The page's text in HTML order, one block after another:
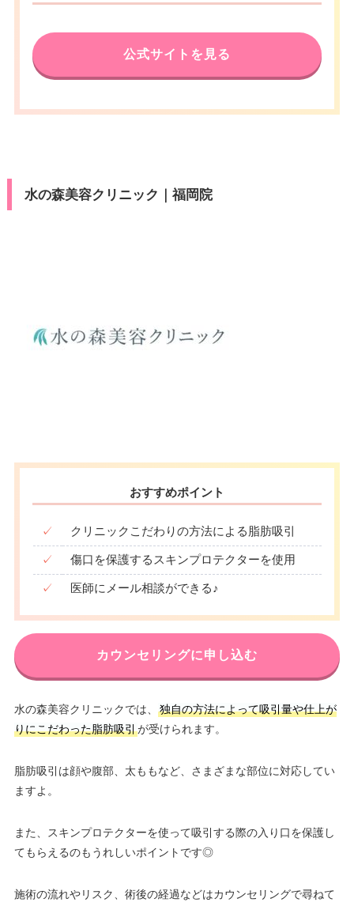
公式サイトを見る
水の森美容クリニック｜福岡院
おすすめポイント
✓ クリニックこだわりの方法による脂肪吸引
✓ 傷口を保護するスキンプロテクターを使用
✓ 医師にメール相談ができる♪
カウンセリングに申し込む
水の森美容クリニックでは、
独自の方法によって吸引量や仕上が
りにこだわった脂肪吸引が受けられます。
脂肪吸引は顔や腹部、太ももなど、さまざまな部位に対応してい
ますよ。
また、スキンプロテクターを使って吸引する際の入り口を保護し
てもらえるのもうれしいポイントです◎
施術の流れやリスク、術後の経過などはカウンセリングで尋ねて